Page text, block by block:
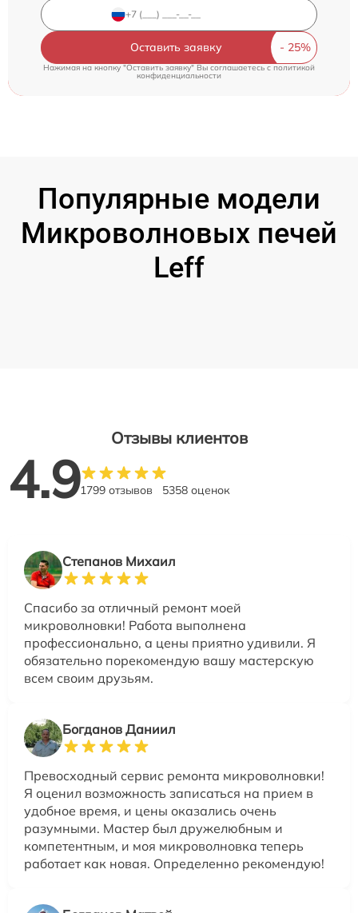
Оставить заявку
Нажимая на кнопку "Оставить заявку" Вы соглашаетесь cполитикой
конфиденциальности
Популярные модели
Микроволновых печей
Leff
Отзывы клиентов
4.91799 отзывов 5358 оценок
Степанов Михаил
Спасибо за отличный ремонт моей
микроволновки! Работа выполнена
профессионально, а цены приятно удивили. Я
обязательно порекомендую вашу мастерскую
всем своим друзьям.
Богданов Даниил
Превосходный сервис ремонта микроволновки!
Я оценил возможность записаться на прием в
удобное время, и цены оказались очень
разумными. Мастер был дружелюбным и
компетентным, и моя микроволновка теперь
работает как новая. Определенно рекомендую!